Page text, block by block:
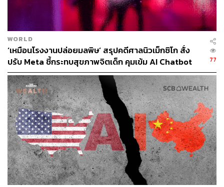
AI ควรได้รับการออกแบบให้มีมนุษย์เป็นผู้นำ เสริมพลังให้
‘คน’ สามารถควบคุม AI และให้ความสำคัญต่อการตัดสินใจ
ของมนุษย์เป็นลำดับแรก นั่นหมายถึงการออกแบบระบบ AI ที่
สามารถใช้ประโยชน์อันสูงสุดจากการผสมผสานความชาญ
ฉลาดของทั้งมนุษย์และปัญญาประดิษฐ์เข้าด้วยกัน
การมอบหมายให้ AI ตรวจสอบและสรุปข้อมูลลูกค้าหลาย
ล้านราย จะช่วยปลดล็อกศักยภาพและประสิทธิภาพที่น่าทึ่ง
ให้กับองค์กร และด้วยการให้มนุษย์เข้ามามีส่วนร่วมและใช้
วิจารณญาณในสิ่งที่ AI ไม่สามารถทำได้ เราจึงจะสามารถ
สร้างความไว้วางใจในการใช้เทคโนโลยีได้อย่างแท้จริง
แนวทางสำคัญ 3 ประการที่จะช่วยให้มนุษย์ยังคงเป็นผู้นำใน
การใช้ AI:
WORLD
‘เหมือนโรงงานปล่อยมลพิษ’ สรุปคดีศาลนิวเม็กซิโก สั่ง
ปรับ Meta ชี้กระทบสุขภาพจิตเด็ก คุมเข้ม AI Chatbot
77